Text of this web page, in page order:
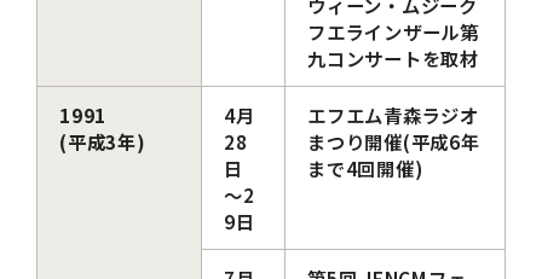
フエラインザール第
九コンサートを取材
1991
(平成3年)
4月
28
日
～2
9日
エフエム青森ラジオ
まつり開催(平成6年
まで4回開催)